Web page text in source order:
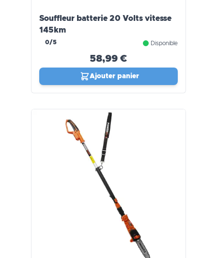
Souffleur batterie 20 Volts vitesse
145km
0/5 Disponible
58,99 €
Ajouter panier